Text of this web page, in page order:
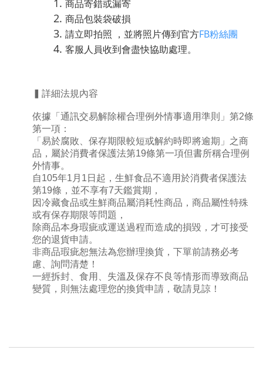
商品寄錯或漏寄
商品包裝袋破損
請立即拍照 ，並將照片傳到官方FB粉絲團
客服人員收到會盡快協助處理。
▍詳細法規內容
依據「通訊交易解除權合理例外情事適用準則」第2條
第一項：
「易於腐敗、保存期限較短或解約時即將逾期」之商
品，屬於消費者保護法第19條第一項但書所稱合理例
外情事。
自105年1月1日起，生鮮食品不適用於消費者保護法
第19條，並不享有7天鑑賞期，
因冷藏食品或生鮮商品屬消耗性商品，商品屬性特殊
或有保存期限等問題，
除商品本身瑕疵或運送過程而造成的損毀，才可接受
您的退貨申請。
非商品瑕疵恕無法為您辦理換貨，下單前請務必考
慮、詢問清楚！
一經拆封、食用、失溫及保存不良等情形而導致商品
變質，則無法處理您的換貨申請，敬請見諒！